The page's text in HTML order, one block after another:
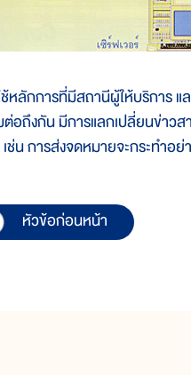
กการที่มีสถานีผู้ให้บริการ แ
ต่อถึงกัน มีการแลกเปลี่ยนข่าว
น การส่งจดหมายจะกระทำอย่
หัวข้อก่อนหน้า